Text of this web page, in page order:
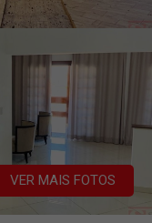
VER MAIS FOTOS